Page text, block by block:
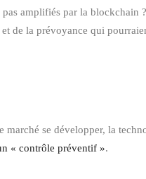
amplifiés par la blockchain
de la prévoyance qui
se développer, la
« contrôle préventif ».